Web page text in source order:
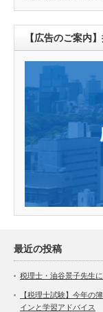
【広告のご案内
最近の投稿
税理士・油谷景子先生
【税理士試験】今年の
インと学習アドバイス